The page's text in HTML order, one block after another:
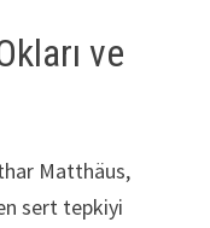
ve
Matthäus,
sert tepkiyi